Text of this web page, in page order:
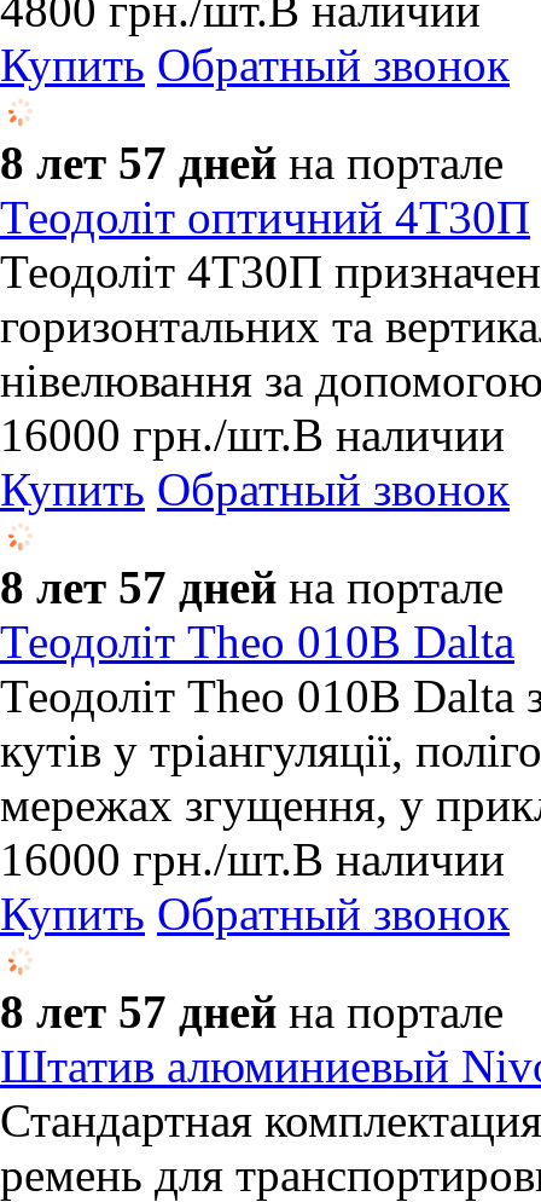
Купить Обратный звонок
8 лет 57 дней на портале
Теодоліт оптичний 4Т30П
Теодоліт 4T30П
горизонтальних та
нівелювання за
16000 грн./шт.В наличии
Купить Обратный звонок
8 лет 57 дней на портале
Теодоліт Theo 010B Dalta
Теодоліт Theo 010B Dalta
кутів у тріангуляції,
мережах згущення, у
16000 грн./шт.В наличии
Купить Обратный звонок
8 лет 57 дней на портале
Штатив алюминиевый
Стандартная
ремень для